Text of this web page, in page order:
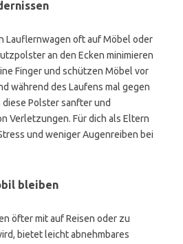
Lauflernwagen oft auf Möbel oder
an den Ecken minimieren
Finger und schützen Möbel vor
während des Laufens mal gegen
Polster sanfter und
Verletzungen. Für dich als Eltern
und weniger Augenreiben bei
bleiben
öfter mit auf Reisen oder zu
bietet leicht abnehmbares